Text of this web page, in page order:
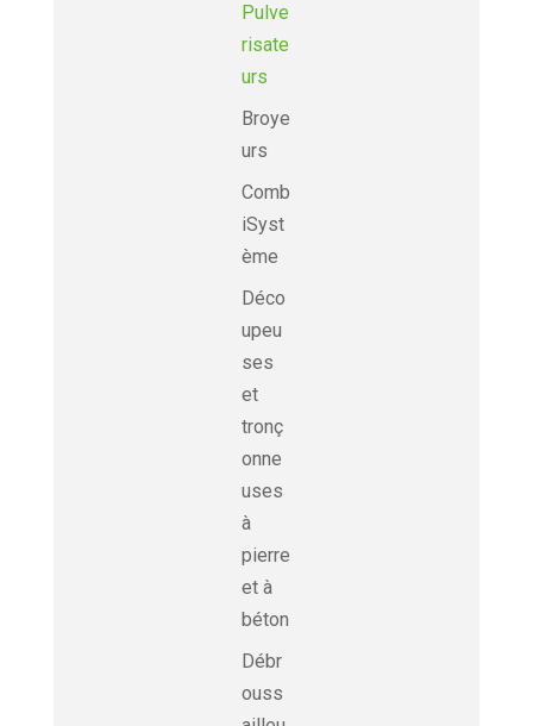
Pulve
risate
urs
Broye
urs
Comb
iSyst
ème
Déco
upeu
ses
et
tronç
onne
uses
à
pierre
et à
béton
Débr
ouss